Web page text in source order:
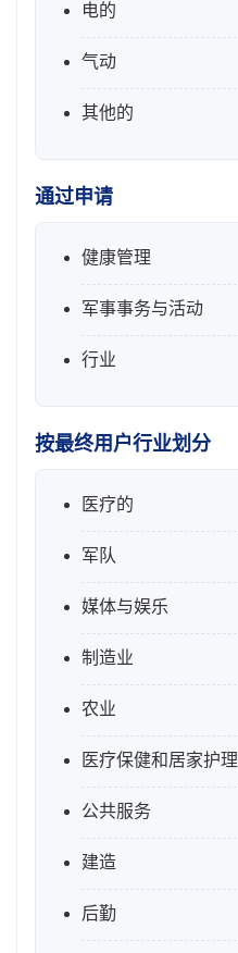
电的
气动
其他的
通过申请
健康管理
军事事务与活动
行业
按最终用户行业划分
医疗的
军队
媒体与娱乐
制造业
农业
医疗保健和居家护理
公共服务
建造
后勤